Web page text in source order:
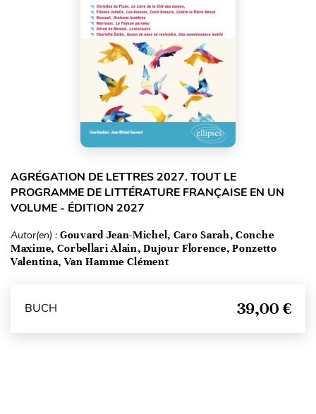
AGRÉGATION DE LETTRES 2027. TOUT LE
PROGRAMME DE LITTÉRATURE FRANÇAISE EN UN
VOLUME - ÉDITION 2027
Autor(en) : Gouvard Jean-Michel, Caro Sarah, Conche
Maxime, Corbellari Alain, Dujour Florence, Ponzetto
Valentina, Van Hamme Clément
BUCH 39,00 €